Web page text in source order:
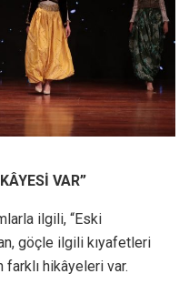
VAR”
ilgili, “Eski
göçle ilgili kıyafetleri
hikâyeleri var.